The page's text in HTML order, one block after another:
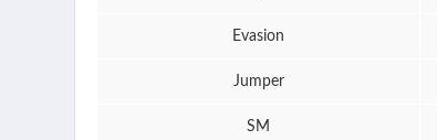
Evasion
Jumper
SM